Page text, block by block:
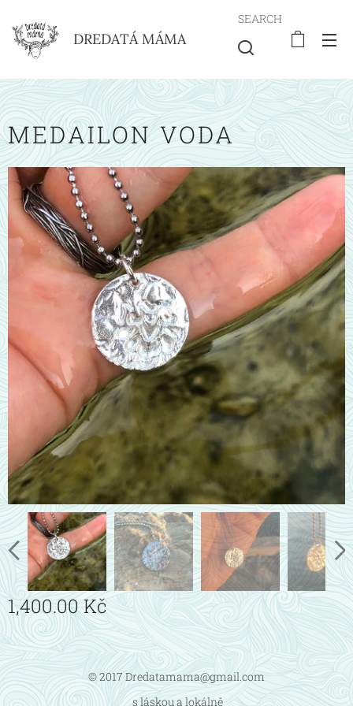
DREDATÁ MÁMA
SEARCH
MEDAILON VODA
1,400.00Kč
© 2017 Dredatamama@gmail.com
s láskou a lokálně